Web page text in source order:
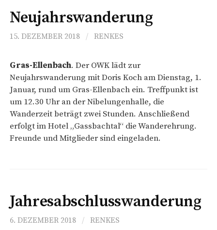
Neujahrswanderung
15. DEZEMBER 2018 / RENKES
Gras-Ellenbach. Der OWK lädt zur
Neujahrswanderung mit Doris Koch am Dienstag, 1.
Januar, rund um Gras-Ellenbach ein. Treffpunkt ist
um 12.30 Uhr an der Nibelungenhalle, die
Wanderzeit beträgt zwei Stunden. Anschließend
erfolgt im Hotel „Gassbachtal“ die Wanderehrung.
Freunde und Mitglieder sind eingeladen.
Jahresabschlusswanderung
6. DEZEMBER 2018 / RENKES